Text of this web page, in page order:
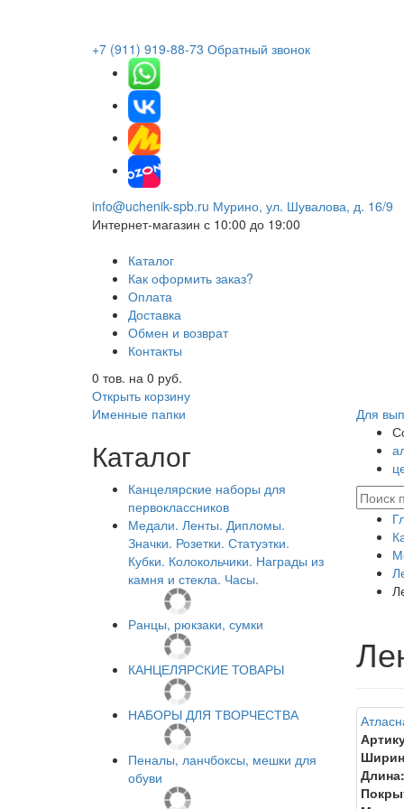
+7 (911) 919-88-73 Обратный звонок
info@uchenik-spb.ru Мурино, ул. Шувалова, д. 16/9
Интернет-магазин с 10:00 до 19:00
Каталог
Как оформить заказ?
Оплата
Доставка
Обмен и возврат
Контакты
0 тов. на 0 руб.
Открыть корзину
Именные папки
Для
Каталог
Канцелярские наборы для
первоклассников
Медали. Ленты. Дипломы.
Значки. Розетки. Статуэтки.
Кубки. Колокольчики. Награды из
камня и стекла. Часы.
Ранцы, рюкзаки, сумки
КАНЦЕЛЯРСКИЕ ТОВАРЫ
НАБОРЫ ДЛЯ ТВОРЧЕСТВА
Пеналы, ланчбоксы, мешки для
обуви
Длина: